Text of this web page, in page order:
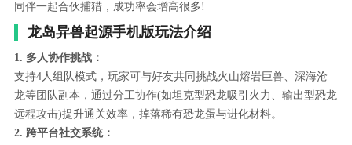
同伴一起合伙捕猎，成功率会增高很多!
龙岛异兽起源手机版玩法介绍
1. 多人协作挑战：
支持4人组队模式，玩家可与好友共同挑战火山熔岩巨兽、深海沧
龙等团队副本，通过分工协作(如坦克型恐龙吸引火力、输出型恐龙
远程攻击)提升通关效率，掉落稀有恐龙蛋与进化材料。
2. 跨平台社交系统：